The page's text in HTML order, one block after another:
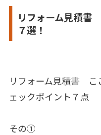
リフォーム見積書
７選！
リフォーム見積書
ェックポイント７点
その①